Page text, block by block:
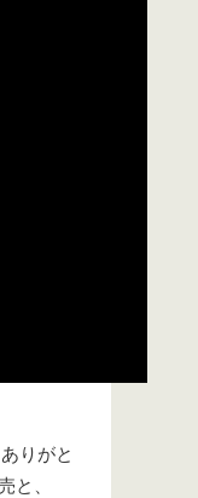
りがと
と、